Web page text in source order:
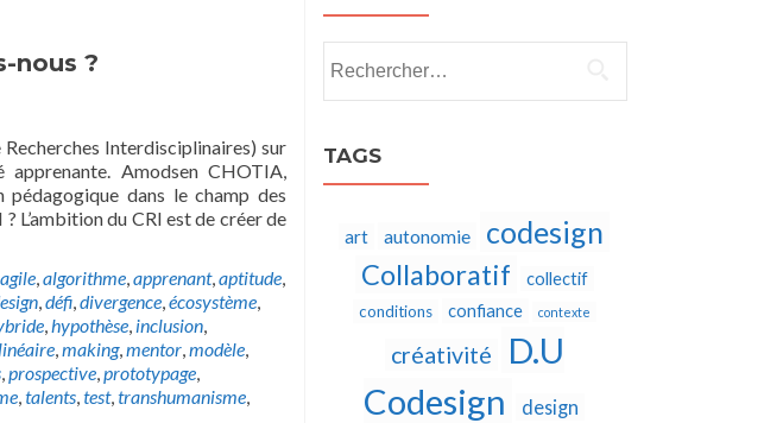
nous ?
Interdisciplinaires) sur
Amodsen CHOTIA,
dans le champ des
L’ambition du CRI est de créer de
agile,algorithme,apprenant,aptitude,
,défi,divergence,écosystème,
,hypothèse, inclusion,
linéaire,making,mentor,modèle,
,prospective,prototypage,
,talents,test,transhumanisme,
TAGS
art autonomie codesign
Collaboratif collectif
conditions confiance contexte
créativité
D.U
Codesign
design